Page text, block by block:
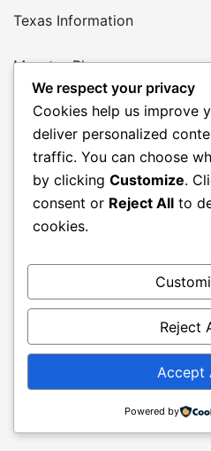
Texas Information
Maestro Blog
Makanan Lezat Dan Resep
Resep Dan Makanan Sehat
Podcast & News Blog
BasketBall Jurney Blog
Andromeda dan Galaxy Blog
Film Dan Drama Movie
We respect your privacy
Cookies help us improve
deliver personalized
traffic. You can choose
by clicking Customize.
consent or Reject All to
cookies.
Reject
Accept
Powered by